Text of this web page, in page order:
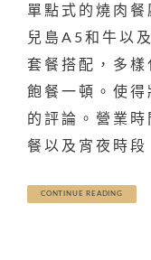
單點式的燒肉
兒島A5和牛以
套餐搭配，多
飽餐一頓。使
的評論。營業
餐以及宵夜時段
CONTINUE READING